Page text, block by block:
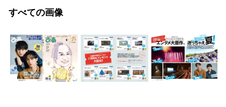
すべての画像